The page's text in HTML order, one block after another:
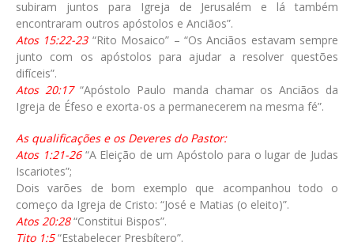
subiram juntos para Igreja de Jerusalém e lá também
encontraram outros apóstolos e Anciãos”.
Atos 15:22-23“Rito Mosaico” – “Os Anciãos estavam sempre
junto com os apóstolos para ajudar a resolver questões
difíceis”.
Atos 20:17“Apóstolo Paulo manda chamar os Anciãos da
Igreja de Éfeso e exorta-os a permanecerem na mesma fé”.
As qualificações e os Deveres do Pastor:
Atos 1:21-26“A Eleição de um Apóstolo para o lugar de Judas
Iscariotes”;
Dois varões de bom exemplo que acompanhou todo o
começo da Igreja de Cristo: “José e Matias (o eleito)”.
Atos 20:28“Constitui Bispos”.
Tito 1:5“Estabelecer Presbítero”.